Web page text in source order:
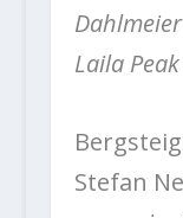
Laila
Stefan